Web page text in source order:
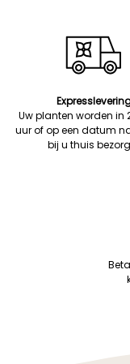
Uw planten worden in
uur of op een datum
bij u thuis